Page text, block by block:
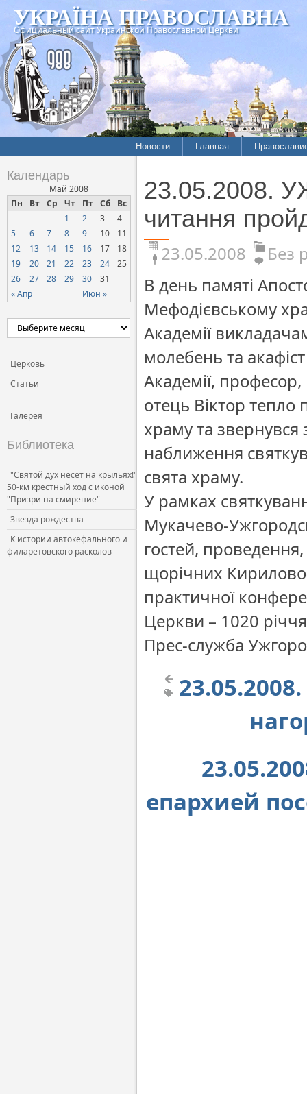
УКРАЇНА ПРАВОСЛАВНА
Официальный сайт Украинской Православной Церкви
Новости Главная
Календарь
Май 2008
Пн
Вт Ср Чт Пт Сб Вс
« Апр Июн »
1 2 3
4
5
6 7 8 9 10
11
12
13 14 15 16 17
18
19
20 21 22 23 24
25
26
27 28 29 30 31
Церковь
Статьи
Галерея
Библиотека
"Святой дух несёт на крыльях!"
50-км крестный ход с иконой
"Призри на смирение"
Звезда рождества
К истории автокефального и
филаретовского расколов
23.05.2008.
читання
23.05.2008
Без
В день памяті
Мефодієвському
Академії
молебень та
Академії, професор,
отець Віктор тепло
храму та звернувся
наближення
свята храму.
У рамках
Мукачево-
гостей,
щорічних
практичної
Церкви – 1020
Прес-служба
епархией